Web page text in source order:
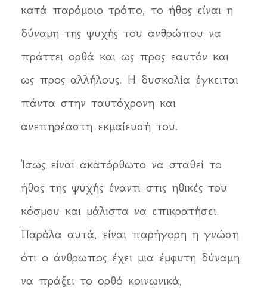
κατά παρόμοιο τρόπο, το ήθος είναι η
δύναμη της ψυχής του ανθρώπου να
πράττει ορθά και ως προς εαυτόν και
ως προς αλλήλους. Η δυσκολία έγκειται
πάντα στην ταυτόχρονη και
ανεπηρέαστη εκμαίευσή του.
Ίσως είναι ακατόρθωτο να σταθεί το
ήθος της ψυχής έναντι στις ηθικές του
κόσμου και μάλιστα να επικρατήσει.
Παρόλα αυτά, είναι παρήγορη η γνώση
ότι ο άνθρωπος έχει μια έμφυτη δύναμη
να πράξει το ορθό κοινωνικά,